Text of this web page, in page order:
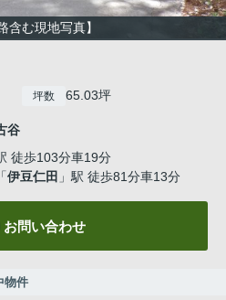
含む現地写真】
坪数 65.03坪
谷
徒歩103分車19分
「伊豆仁田 」駅 徒歩81分車13分
お問い合わせ
物件